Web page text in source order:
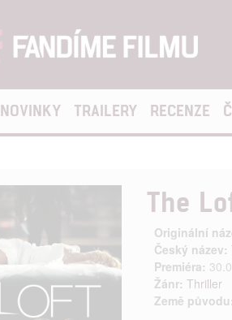
NOVINKY TRAILERY RECENZE
The
Originální
Český název:
Premiéra:
Žánr: Thriller
Země původu: